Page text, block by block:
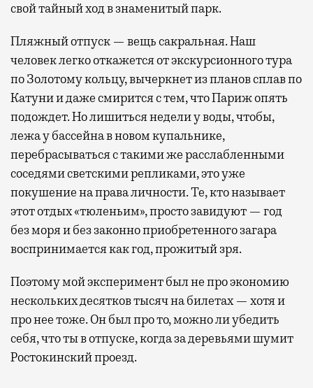
свой тайный ход в знаменитый парк.
Пляжный отпуск — вещь сакральная. Наш
человек легко откажется от экскурсионного тура
по Золотому кольцу, вычеркнет из планов сплав по
Катуни и даже смирится с тем, что Париж опять
подождет. Но лишиться недели у воды, чтобы,
лежа у бассейна в новом купальнике,
перебрасываться с такими же расслабленными
соседями светскими репликами, это уже
покушение на права личности. Те, кто называет
этот отдых «тюленьим», просто завидуют — год
без моря и без законно приобретенного загара
воспринимается как год, прожитый зря.
Поэтому мой эксперимент был не про экономию
нескольких десятков тысяч на билетах — хотя и
про нее тоже. Он был про то, можно ли убедить
себя, что ты в отпуске, когда за деревьями шумит
Ростокинский проезд.